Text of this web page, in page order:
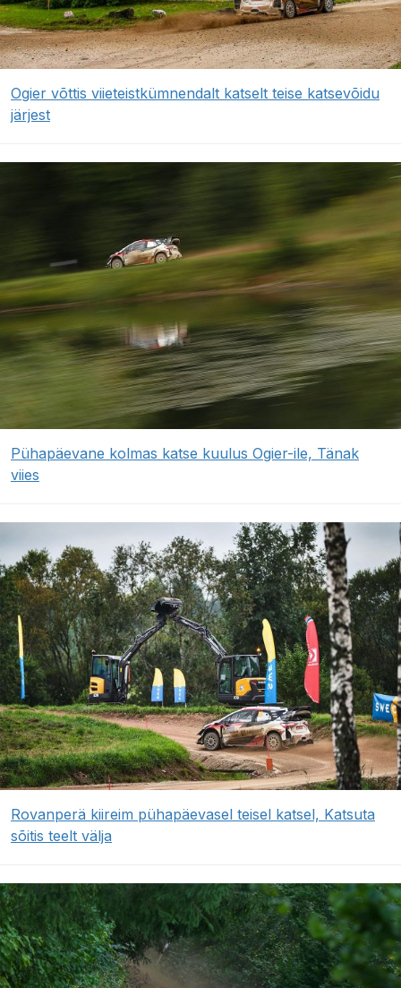
Ogier võttis viieteistkümnendalt katselt teise katsevõidu
järjest
Pühapäevane kolmas katse kuulus Ogier-ile, Tänak
viies
Rovanperä kiireim pühapäevasel teisel katsel, Katsuta
sõitis teelt välja